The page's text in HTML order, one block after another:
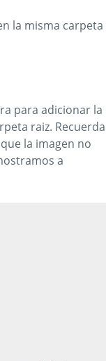
la misma carpeta
para adicionar la
raiz. Recuerda
la imagen no
a